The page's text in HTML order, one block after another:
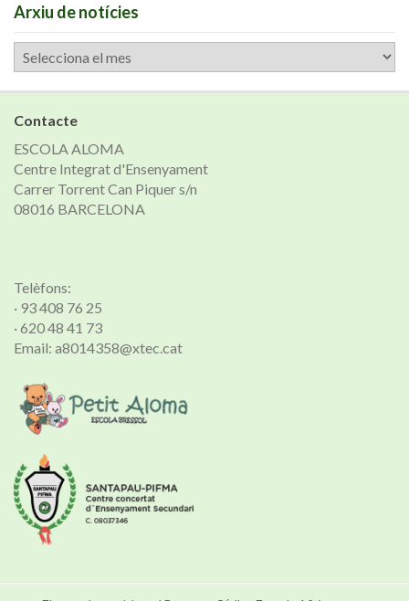
Arxiu de notícies
Arxiu
de
notícies
Contacte
ESCOLA ALOMA
Centre Integrat d'Ensenyament
Carrer Torrent Can Piquer s/n
08016 BARCELONA
Telèfons:
· 93 408 76 25
· 620 48 41 73
Email: a8014358@xtec.cat